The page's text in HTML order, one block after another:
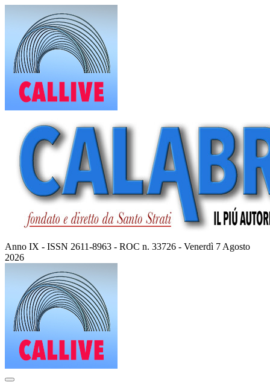
contenuto
Anno IX - ISSN 2611-8963 - ROC n. 33726 - Venerdì 7 Agosto
2026